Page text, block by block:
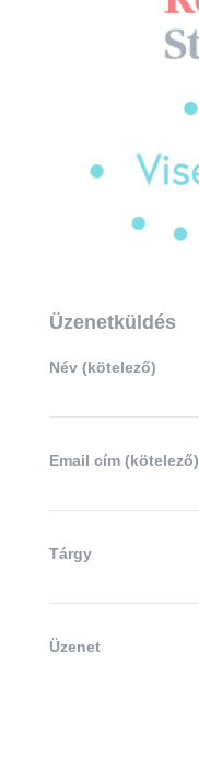
Üzenetküldés
Név (kötelező)
Email cím (kötelező)
Tárgy
Üzenet